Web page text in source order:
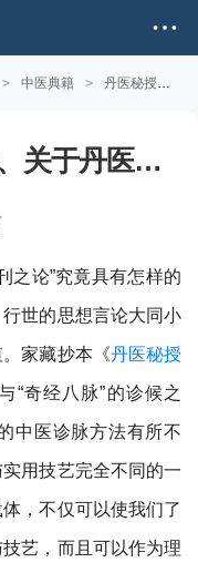
> 中医典籍 > 丹医秘授古脉法
《丹医秘授古脉法》一、关于丹医秘授古脉法的抄本
之论”究竟具有怎样的
世的思想言论大同小
家藏抄本《丹医秘授
“奇经八脉”的诊候之
中医诊脉方法有所不
用技艺完全不同的一
，不仅可以使我们了
艺，而且可以作为理